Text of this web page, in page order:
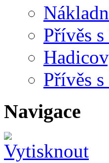
Přívěs
Přívěs
Navigace